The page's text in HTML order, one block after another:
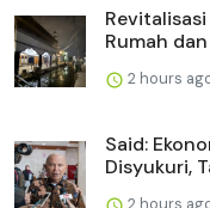
Rumah
2 hours
Said:
Disyukuri,